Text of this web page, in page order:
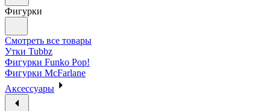
Фигурки
Смотреть все товары
Утки Tubbz
Фигурки Funko Pop!
Фигурки McFarlane
Аксессуары